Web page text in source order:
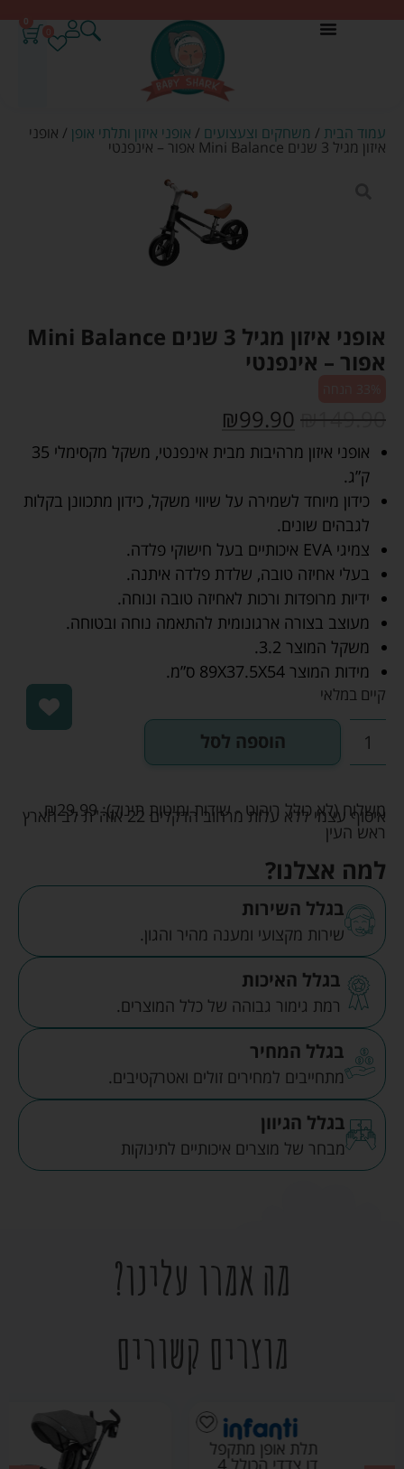
0
עמוד הבית / משחקים וצעצועים / אופני איזון ותלתי אופן / אופני
איזון מגיל 3 שנים Mini Balance אפור – אינפנטי
אופני איזון מגיל 3 שנים Mini Balance
אפור – אינפנטי
₪149.90
₪99.90
אופני איזון מרהיבות מבית אינפנטי, משקל מקסימלי 35
ק”ג.
כידון מיוחד לשמירה על שיווי משקל, כידון מתכוונן בקלות
לגבהים שונים.
צמיגי EVA איכותיים בעל חישוקי פלדה.
בעלי אחיזה טובה, שלדת פלדה איתנה.
ידיות מרופדות ורכות לאחיזה טובה ונוחה.
מעוצב בצורה ארגונומית להתאמה נוחה ובטוחה.
משקל המוצר 3.2.
מידות המוצר 89X37.5X54 ס”מ.
קיים במלאי
הוספה לסל
משלוח (לא כולל ריהוט - שידות ומיטות תינוק): ₪29.99
איסוף עצמי ללא עלות מרחוב הדקלים 22 אזה"ת לב הארץ
ראש העין
למה אצלנו?
בגלל השירות
שירות מקצועי ומענה מהיר והגון.
בגלל האיכות
רמת גימור גבוהה של כלל המוצרים.
בגלל המחיר
מתחייבים למחירים זולים ואטרקטיבים.
בגלל הגיוון
מבחר של מוצרים איכותיים לתינוקות
מה אמרו עלינו?
מוצרים קשורים
תלת אופן מתקפל